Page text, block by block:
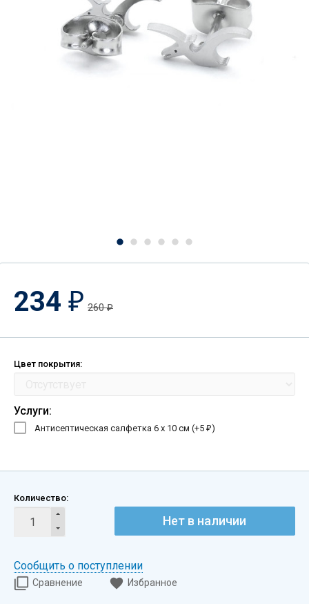
234 ₽ 260₽
Цвет покрытия:
Услуги:
Антисептическая салфетка 6 х 10 см (+5 ₽)
Количество:
Нет в наличии
Сообщить о поступлении
Сравнение Избранное